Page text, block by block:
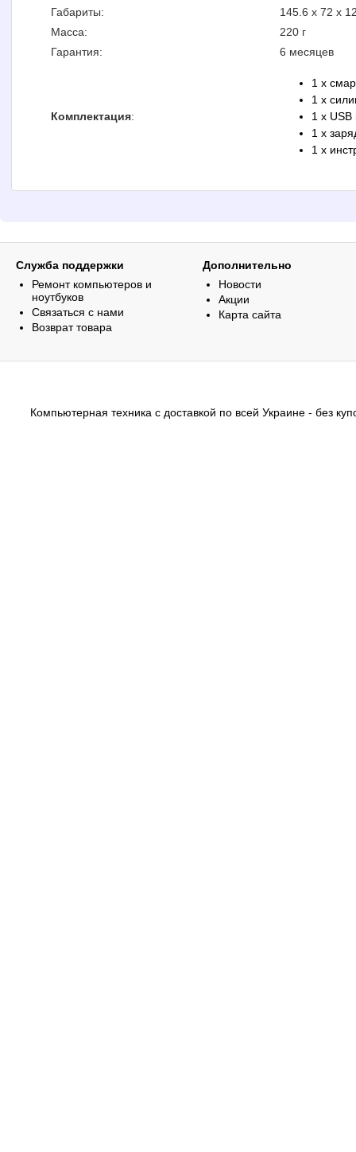
Габариты:
145.6 x 72 x
Масса:
220 г
Гарантия:
6 месяцев
Комплектация:
1 x
1 x
1 x USB
1 x
1 x
Служба поддержки
Ремонт компьютеров и
ноутбуков
Связаться с нами
Возврат товара
Дополнительно
Новости
Акции
Карта сайта
Компьютерная техника с доставкой по всей Украине - без